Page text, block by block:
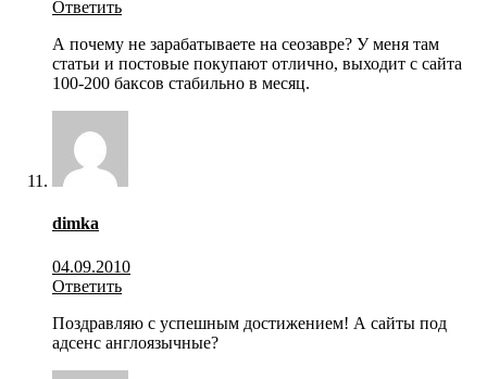
Ответить
А почему не зарабатываете на сеозавре? У меня там
статьи и постовые покупают отлично, выходит с сайта
100-200 баксов стабильно в месяц.
dimka
04.09.2010
Ответить
Поздравляю с успешным достижением! А сайты под
адсенс англоязычные?